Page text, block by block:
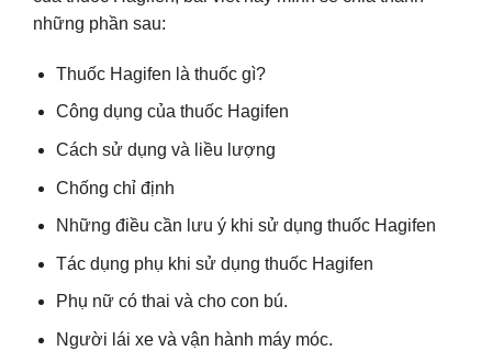
những phần sau:
Thuốc Hagifen là thuốc gì?
Công dụng của thuốc Hagifen
Cách sử dụng và liều lượng
Chống chỉ định
Những điều cần lưu ý khi sử dụng thuốc Hagifen
Tác dụng phụ khi sử dụng thuốc Hagifen
Phụ nữ có thai và cho con bú.
Người lái xe và vận hành máy móc.